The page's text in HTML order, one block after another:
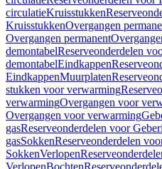
circulatieKruisstukken
KruisstukkenOvergangen
Overgangen permanent
demontabelReserveonderdelen
demontabelEindkappen
EindkappenMuurplaten
stukken voor verwarming
verwarmingOvergangen voor
Overgangen voor verwarming
gasReserveonderdelen voor
gasSokkenReserveonderdelen
SokkenVerlopen
VerlopenBochten